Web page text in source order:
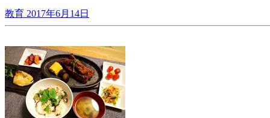
教育 2017年6月14日